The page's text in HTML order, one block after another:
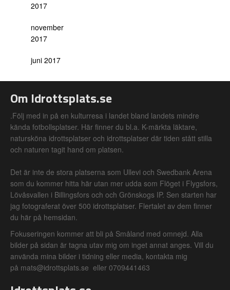
2017
november
2017
juni 2017
Om Idrottsplats.se
.Följ med in på en kulturresa i landet bland landets mindre
kända fotbollsplatser. Här finner du bl.a. K-märkta läktare,
natursköna idrottsplatser och idrottsplatser där tiden stått stilla
och naturen tagit hand om platsen.
Det är inte de stora platserna som Ullevi och Swedbank Arena
som du kommer hitta här utan mer udda som Flöget i Flygsfors,
Lövåsvallen i Billingsfors och och Grönskogs IP. Sen starten har
jag fotograferat över 500 idrottsplatser. Flertalet av dem finner
du här på hemsidan.
Fokuseringen kommer att bli på Småland med omnejd. Alla
bilder på sidan är tagna utav mig om inget annat anges. Vill du
använda mina bilder i tidning eller media, kontakta mig
på mats@idrottsplats.se eller 0709441463